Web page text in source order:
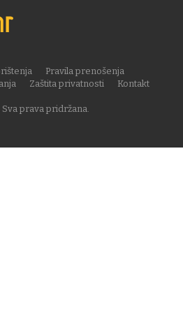
prava pridržana.
Pravila prenošenja
Zaštita privatnosti
Kontakt